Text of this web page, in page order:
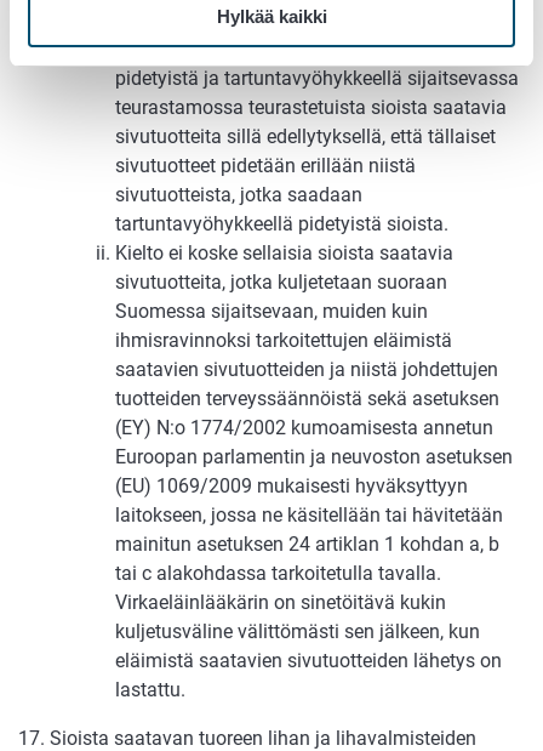
Hylkää kaikki
Kielto ei koske tartuntavyöhykkeen ulkopuolella
pidetyistä ja tartuntavyöhykkeellä sijaitsevassa
teurastamossa teurastetuista sioista saatavia
sivutuotteita sillä edellytyksellä, että tällaiset
sivutuotteet pidetään erillään niistä
sivutuotteista, jotka saadaan
tartuntavyöhykkeellä pidetyistä sioista.
Kielto ei koske sellaisia sioista saatavia
sivutuotteita, jotka kuljetetaan suoraan
Suomessa sijaitsevaan, muiden kuin
ihmisravinnoksi tarkoitettujen eläimistä
saatavien sivutuotteiden ja niistä johdettujen
tuotteiden terveyssäännöistä sekä asetuksen
(EY) N:o 1774/2002 kumoamisesta annetun
Euroopan parlamentin ja neuvoston asetuksen
(EU) 1069/2009 mukaisesti hyväksyttyyn
laitokseen, jossa ne käsitellään tai hävitetään
mainitun asetuksen 24 artiklan 1 kohdan a, b
tai c alakohdassa tarkoitetulla tavalla.
Virkaeläinlääkärin on sinetöitävä kukin
kuljetusväline välittömästi sen jälkeen, kun
eläimistä saatavien sivutuotteiden lähetys on
lastattu.
17. Sioista saatavan tuoreen lihan ja lihavalmisteiden